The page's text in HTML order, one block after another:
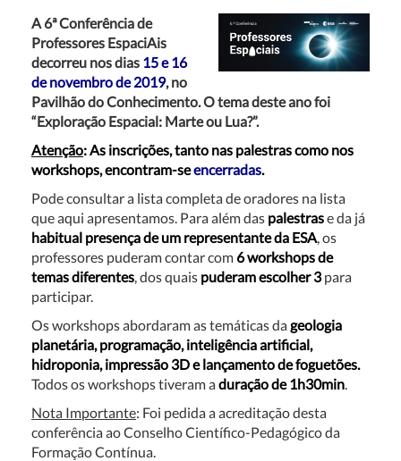
A 6ª Conferência de
Professores EspaciAis
decorreu nos dias 15 e 16
de novembro de 2019, no
Pavilhão do Conhecimento.O tema deste ano foi
“Exploração Espacial: Marte ou Lua?”.
Atenção: As inscrições, tanto nas palestras como nos
workshops, encontram-seencerradas.
Pode consultar a lista completa de oradores na lista
que aqui apresentamos. Para além das palestrase da já
habitual presença de um representanteda ESA, os
professores puderam contar com 6 workshopsde
temas diferentes, dos quais puderam escolher 3 para
participar.
Os workshops abordaram as temáticas da geologia
planetária, programação, inteligência artificial,
hidroponia, impressão 3D e lançamento de foguetões.
Todos os workshops tiveram a duração de 1h30min.
Nota Importante: Foi pedida a acreditação desta
conferência ao Conselho Científico-Pedagógico da
Formação Contínua.